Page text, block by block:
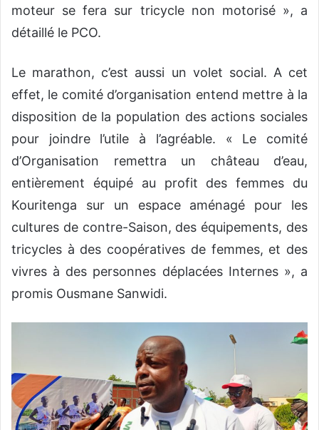
moteur se fera sur tricycle non motorisé », a
détaillé le PCO.
Le marathon, c’est aussi un volet social. A cet
effet, le comité d’organisation entend mettre à la
disposition de la population des actions sociales
pour joindre l’utile à l’agréable. « Le comité
d’Organisation remettra un château d’eau,
entièrement équipé au profit des femmes du
Kouritenga sur un espace aménagé pour les
cultures de contre-Saison, des équipements, des
tricycles à des coopératives de femmes, et des
vivres à des personnes déplacées Internes », a
promis Ousmane Sanwidi.